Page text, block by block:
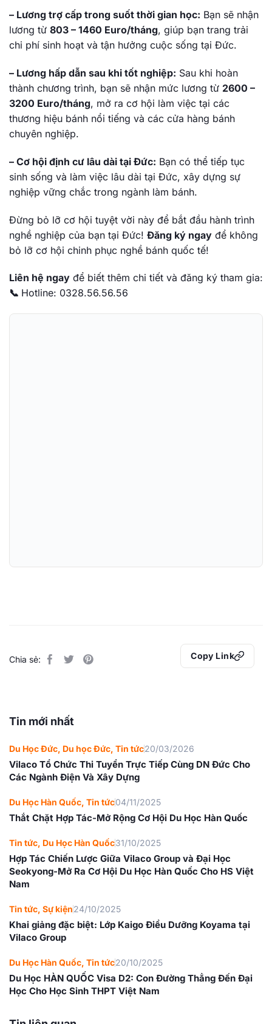
– Lương trợ cấp trong suốt thời gian học: Bạn sẽ nhận
lương từ 803 – 1460 Euro/tháng, giúp bạn trang trải
chi phí sinh hoạt và tận hưởng cuộc sống tại Đức.
– Lương hấp dẫn sau khi tốt nghiệp: Sau khi hoàn
thành chương trình, bạn sẽ nhận mức lương từ 2600 –
3200 Euro/tháng, mở ra cơ hội làm việc tại các
thương hiệu bánh nổi tiếng và các cửa hàng bánh
chuyên nghiệp.
– Cơ hội định cư lâu dài tại Đức: Bạn có thể tiếp tục
sinh sống và làm việc lâu dài tại Đức, xây dựng sự
nghiệp vững chắc trong ngành làm bánh.
Đừng bỏ lỡ cơ hội tuyệt vời này để bắt đầu hành trình
nghề nghiệp của bạn tại Đức! Đăng ký ngay để không
bỏ lỡ cơ hội chinh phục nghề bánh quốc tế!
Liên hệ ngay để biết thêm chi tiết và đăng ký tham gia:
📞 Hotline: 0328.56.56.56
Chia sẻ: Copy Link
Tin mới nhất
Du Học Đức, Du học Đức, Tin tức20/03/2026
Vilaco Tổ Chức Thi Tuyển Trực Tiếp Cùng DN Đức Cho
Các Ngành Điện Và Xây Dựng
Du Học Hàn Quốc, Tin tức04/11/2025
Thắt Chặt Hợp Tác-Mở Rộng Cơ Hội Du Học Hàn Quốc
Tin tức, Du Học Hàn Quốc31/10/2025
Hợp Tác Chiến Lược Giữa Vilaco Group và Đại Học
Seokyong-Mở Ra Cơ Hội Du Học Hàn Quốc Cho HS Việt
Nam
Tin tức, Sự kiện24/10/2025
Khai giảng đặc biệt: Lớp Kaigo Điều Dưỡng Koyama tại
Vilaco Group
Du Học Hàn Quốc, Tin tức20/10/2025
Du Học HÀN QUỐC Visa D2: Con Đường Thẳng Đến Đại
Học Cho Học Sinh THPT Việt Nam